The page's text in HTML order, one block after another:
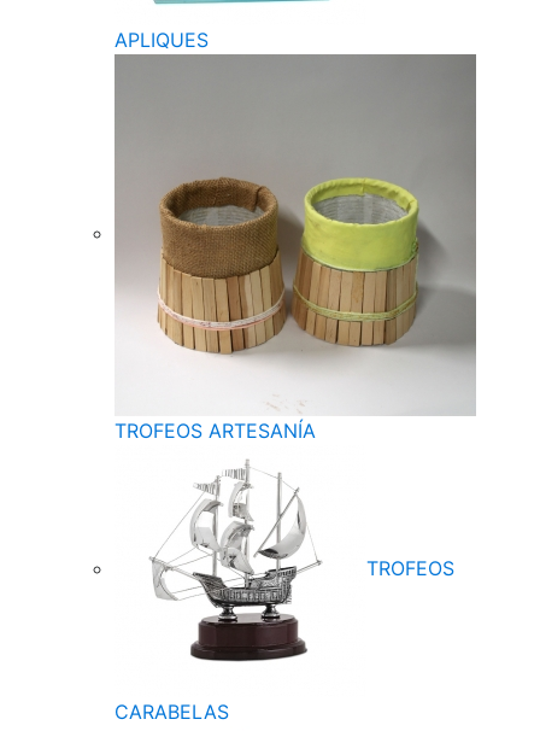
APLIQUES
TROFEOS ARTESANÍA
TROFEOS
CARABELAS